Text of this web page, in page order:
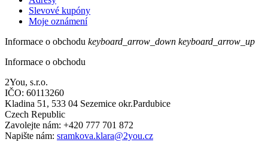
Slevové kupóny
Moje oznámení
Informace o obchodu keyboard_arrow_down keyboard_arrow_up
Informace o obchodu
2You, s.r.o.
IČO: 60113260
Kladina 51, 533 04 Sezemice okr.Pardubice
Czech Republic
Zavolejte nám: +420 777 701 872
Napište nám: sramkova.klara@2you.cz